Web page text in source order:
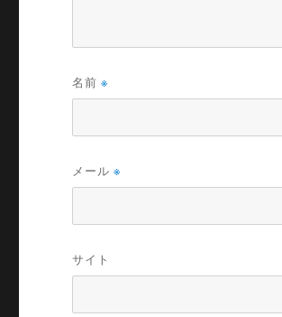
名前※
メール※
サイト